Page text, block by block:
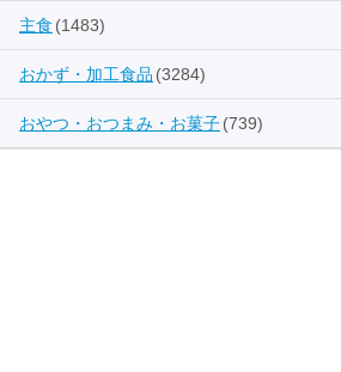
主食 (1483)
おかず・加工食品 (3284)
おやつ・おつまみ・お菓子(739)